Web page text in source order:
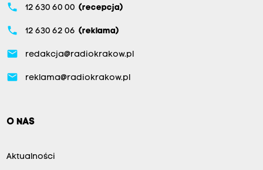
phone 12 630 60 00 (recepcja)
phone 12 630 62 06 (reklama)
email redakcja@radiokrakow.pl
email reklama@radiokrakow.pl
O NAS
Aktualności